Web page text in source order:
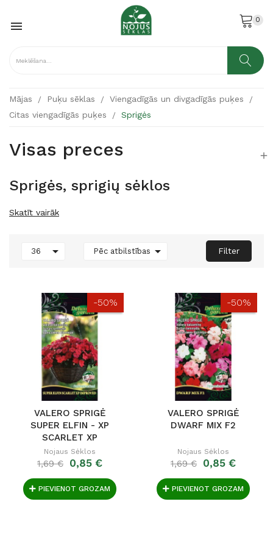
 0
Mājas Puķu sēklas
Viengadīgās un divgadīgās puķes
Citas viengadīgās puķes
Sprigės
Visas preces 
Sprigės, sprigių sėklos
Skatīt vairāk
36  Pēc atbilstības  Filter
-50%
VALERO SPRIGĖ
SUPER ELFIN - XP
SCARLET XP
IMPROVED
Nojaus Sėklos
1,69 € 0,85 €
PIEVIENOT GROZAM
-50%
VALERO SPRIGĖ
DWARF MIX F2
Nojaus Sėklos
1,69 € 0,85 €
PIEVIENOT GROZAM